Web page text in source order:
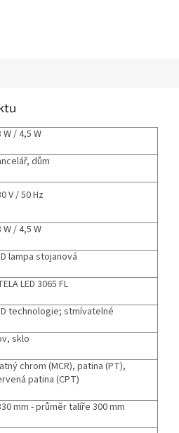
W / 4,5 W
dům
V / 50 Hz
W / 4,5 W
lampa stojanová
LED 3065 FL
technologie; stmívatelné
sklo
chrom (MCR), patina (PT),
patina (CPT)
mm - průměr talíře 300 mm